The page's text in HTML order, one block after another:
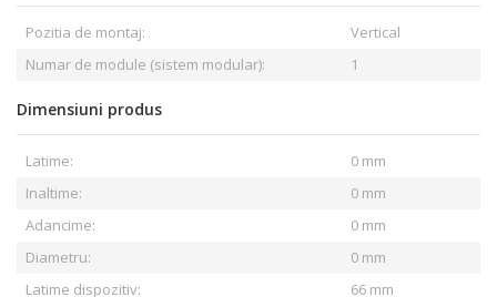
Pozitia de montaj:
Vertical
Numar de module (sistem modular):
1
Dimensiuni produs
Latime:
0 mm
Inaltime:
0 mm
Adancime:
0 mm
Diametru:
0 mm
Latime dispozitiv:
66 mm